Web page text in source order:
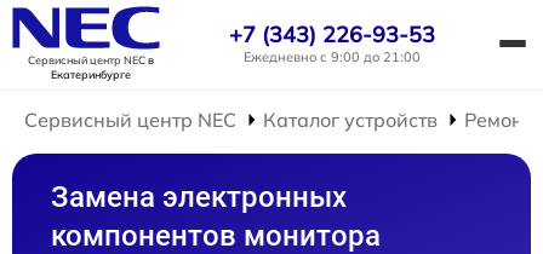
Сервисный центр NECв
Екатеринбурге
+7 (343) 226-93-53
Ежедневно с 9:00 до 21:00
Сервисный центр NEC Каталог устройств Ремонт
Замена электронных
компонентов монитора